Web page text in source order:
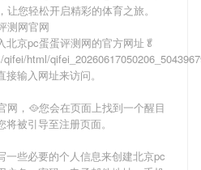
让您轻松开启精彩的体育之旅。
测网官网
北京pc蛋蛋评测网的官方网址🥬
qifei/html/
输入网址来访问。
网，🥘您会在页面上找到一个醒目
被引导至注册页面。
一些必要的个人信息来创建北京pc